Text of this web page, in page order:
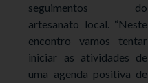
seguimentos do
artesanato local. “Neste
encontro vamos tentar
iniciar as atividades de
uma agenda positiva de